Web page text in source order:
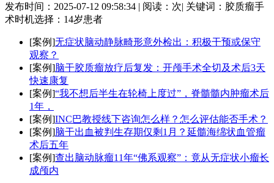
发布时间： 2025-07-12 09:58:34 | 阅读： 次| 关键词：胶质瘤手
术时机选择：14岁患者
[案例]无症状脑动静脉畸形意外检出：积极干预或保守
观察？
[案例]脑干胶质瘤放疗后复发：开颅手术全切及术后3天
快速康复
[案例]“我不想后半生在轮椅上度过”，脊髓髓内肿瘤术后
1年，
[案例]INC巴教授线下咨询怎么样？怎么评估能否手术？
[案例]脑干出血被判生存期仅剩1月？延髓海绵状血管瘤
术后五年
[案例]查出脑动脉瘤11年“佛系观察”：竟从无症状小瘤长
成颅内